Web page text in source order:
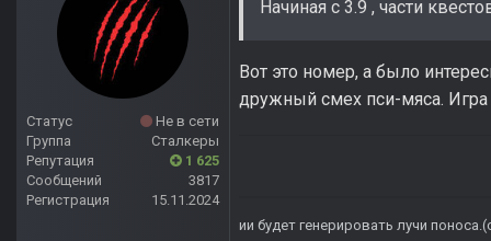
Статус
Не в сети
Группа
Сталкеры
Репутация
1 625
Сообщений
3817
Регистрация
15.11.2024
Начиная с 3.9 , части
Вот это номер, а было
дружный смех пси-мяса. Игра
ии будет генерировать лучи